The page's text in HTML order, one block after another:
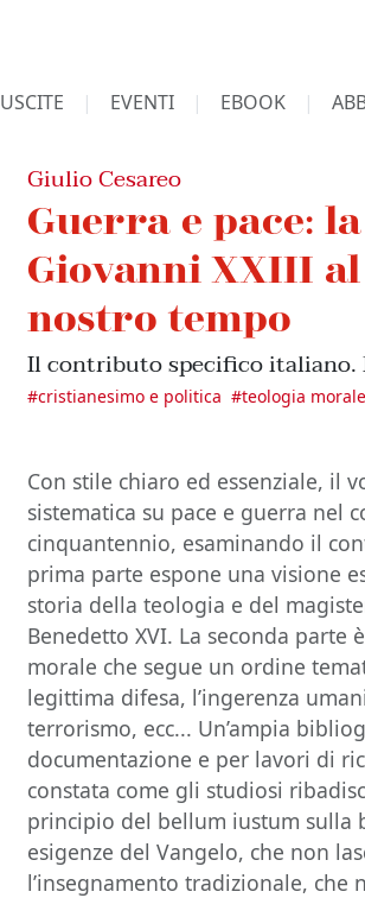
USCITE EVENTI EBOOK
Giulio Cesareo
Guerra e pace:
Giovanni XXIII
nostro tempo
Il contributo specifico italiano.
#cristianesimo e politica #teologia morale
Con stile chiaro ed essenziale, il
sistematica su pace e guerra nel
cinquantennio, esaminando il
prima parte espone una visione
storia della teologia e del
Benedetto XVI. La seconda
morale che segue un ordine
legittima difesa, l’ingerenza
terrorismo, ecc... Un’ampia
documentazione e per lavori di
constata come gli studiosi
principio del bellum iustum sulla
esigenze del Vangelo, che non
l’insegnamento tradizionale, che